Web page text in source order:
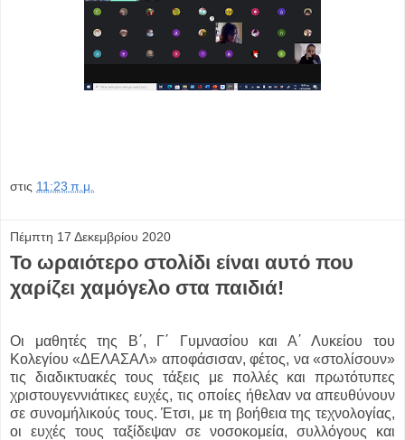
στις 11:23 π.μ.
Πέμπτη 17 Δεκεμβρίου 2020
Το ωραιότερο στολίδι είναι αυτό που
χαρίζει χαμόγελο στα παιδιά!
Οι μαθητές της Β΄, Γ΄ Γυμνασίου και Α΄ Λυκείου του
Κολεγίου «ΔΕΛΑΣΑΛ» αποφάσισαν, φέτος, να «στολίσουν»
τις διαδικτυακές τους τάξεις με πολλές και πρωτότυπες
χριστουγεννιάτικες ευχές, τις οποίες ήθελαν να απευθύνουν
σε συνομήλικούς τους. Έτσι, με τη βοήθεια της τεχνολογίας,
οι ευχές τους ταξίδεψαν σε νοσοκομεία, συλλόγους και